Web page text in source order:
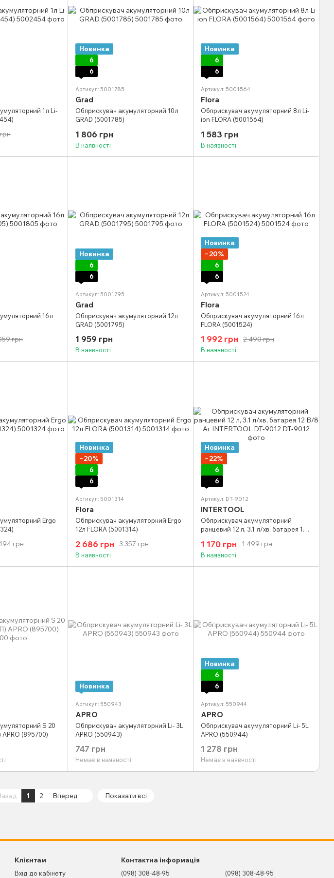
1л Li-
Новинка
6
6
Артикул: 5001785
Grad
Обприскувач акумуляторний 10л
GRAD (5001785)
1 806 грн
В наявності
Новинка
6
6
Артикул: 5001564
Flora
Обприскувач акумуляторний 8л Li-
ion FLORA (5001564)
1 583 грн
В наявності
16л
грн
Новинка
6
6
Артикул: 5001795
Grad
Обприскувач акумуляторний 12л
GRAD (5001795)
1 959 грн
В наявності
Новинка
−20%
6
6
Артикул: 5001524
Flora
Обприскувач акумуляторний 16л
FLORA (5001524)
2 490 грн
1 992 грн
В наявності
Ergo
грн
Новинка
−20%
6
6
Артикул: 5001314
Flora
Обприскувач акумуляторний Ergo
12л FLORA (5001314)
3 357 грн
2 686 грн
В наявності
Новинка
−22%
6
6
Артикул: DT-9012
INTERTOOL
Обприскувач акумуляторний
ранцевий 12 л, 3.1 л/хв, батарея 12
1 499 грн
1 170 грн
В наявності
S 20
(895700)
Новинка
Артикул: 550943
APRO
Обприскувач акумуляторний Li- 3L
APRO (550943)
747 грн
Немає в наявності
Новинка
6
6
Артикул: 550944
APRO
Обприскувач акумуляторний Li- 5L
APRO (550944)
1 278 грн
Немає в наявності
1 2 Вперед Показати всі
Клієнтам
Вхід до кабінету
Контактна інформація
(098) 308-48-95 (098) 308-48-95